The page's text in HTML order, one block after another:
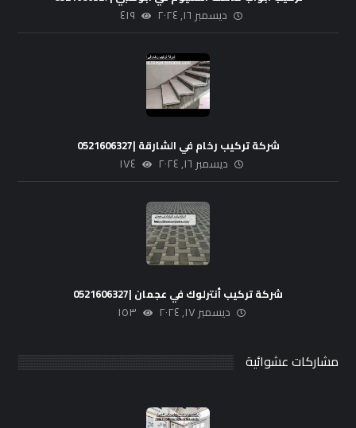
ديسمبر ١٦, ٢٠٢٤ ٤١٩
شركة تركيب رخام في الشارقة |0521606327
ديسمبر ١٦, ٢٠٢٤ ١٧٤
شركة تركيب أنترلوك في عجمان |0521606327
ديسمبر ١٧, ٢٠٢٤ ١٥٣
مشاركات عشوائية